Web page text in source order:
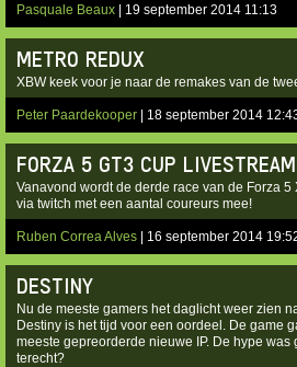
Pasquale Beaux | 19 september 2014 11:13
METRO REDUX
XBW keek voor je naar de remakes van de
Peter Paardekooper | 18 september 2014
FORZA 5 GT3 CUP
Vanavond wordt de derde race van de Forza 5
via twitch met een aantal coureurs mee!
Ruben Correa Alves | 16 september 2014
DESTINY
Nu de meeste gamers het daglicht weer zien
Destiny is het tijd voor een oordeel. De game
meeste gepreorderde nieuwe IP. De hype was
terecht?